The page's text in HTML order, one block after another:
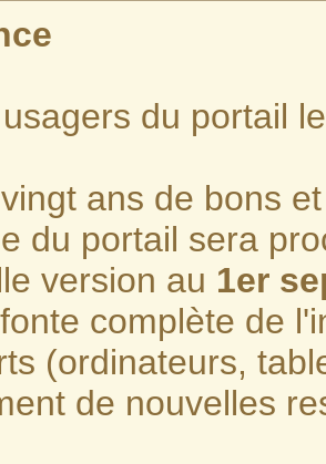
du portail
ans de bons
du portail sera
version au 1er
complète de
(ordinateurs,
de nouvelles